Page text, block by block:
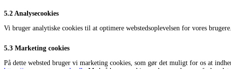
5.2 Analysecookies
Vi bruger analytiske cookies til at optimere webstedsoplevelsen for vores
5.3 Marketing cookies
På dette websted bruger vi marketing cookies, som gør det muligt for os at